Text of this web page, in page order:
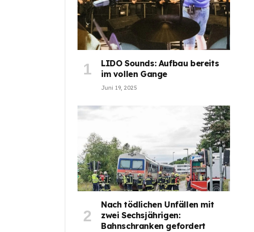
LIDO Sounds: Aufbau bereits
im vollen Gange
Juni 19, 2025
Nach tödlichen Unfällen mit
zwei Sechsjährigen:
Bahnschranken gefordert